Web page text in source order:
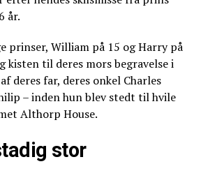
år.
prinser, William på 15 og Harry på
kisten til deres mors begravelse i
deres far, deres onkel Charles
– inden hun blev stedt til hvile
Althorp House.
stor